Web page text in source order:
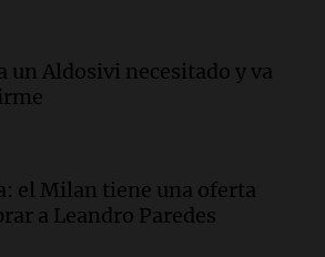
vial en Salta: una mujer
perder el control de su
de Jujuy enfrentan
de hasta 700.000 pesos en
un Aldosivi necesitado y va
el Milan tiene una oferta
a Leandro Paredes